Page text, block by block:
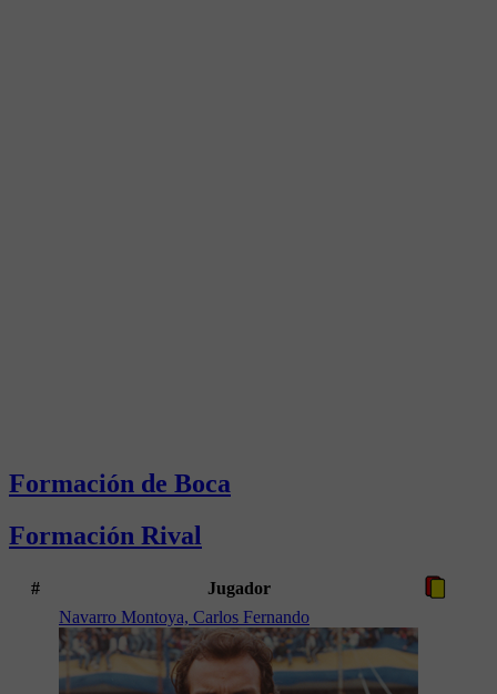
Formación de Boca
Formación Rival
#
Jugador
Navarro Montoya, Carlos Fernando